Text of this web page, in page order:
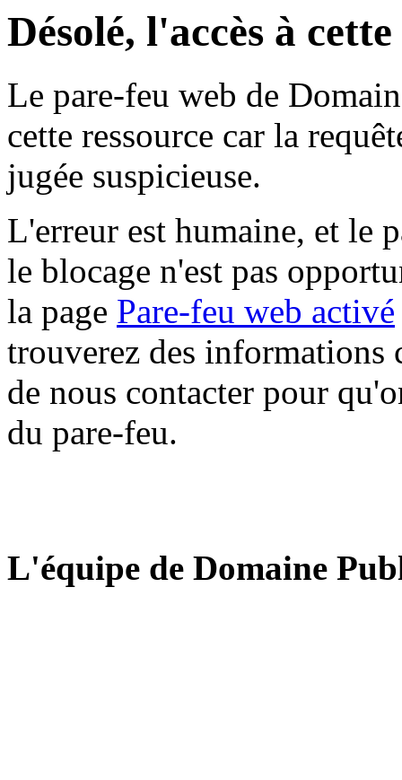
Désolé, l'accès à
Le pare-feu web de
cette ressource car la
jugée suspicieuse.
L'erreur est humaine, et le
le blocage n'est pas
la page Pare-feu web activé
trouverez des informations
de nous contacter pour
du pare-feu.
L'équipe de Domaine